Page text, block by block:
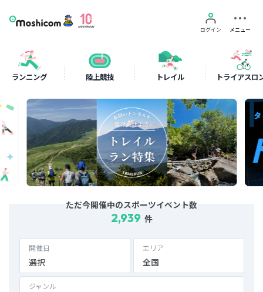
ログイン メニュー
ランニング 陸上競技 トレイル トライアスロ
ただ今開催中のスポーツイベント数
2,939 件
開催日
選択
エリア
全国
ジャンル